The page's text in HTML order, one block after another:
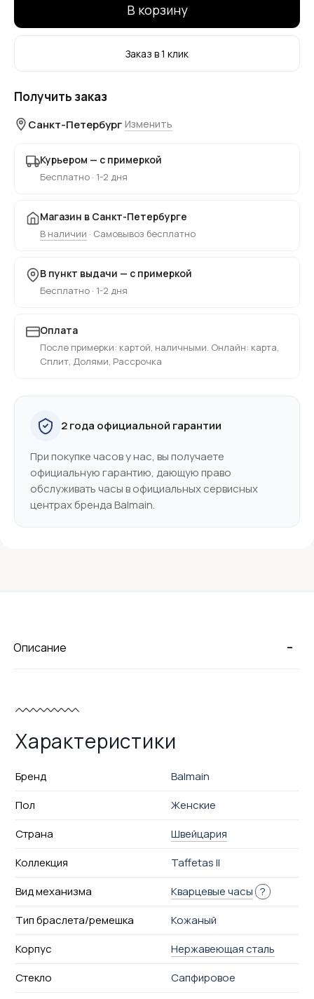
В корзину
Заказ в 1 клик
Получить заказ
Санкт-Петербург Изменить
Курьером — с примеркой
Бесплатно · 1-2 дня
Магазин в Санкт-Петербурге
В наличии · Самовывоз бесплатно
В пункт выдачи — с примеркой
Бесплатно · 1-2 дня
Оплата
После примерки: картой, наличными. Онлайн: карта,
Сплит, Долями, Рассрочка
2 года официальной гарантии
При покупке часов у нас, вы получаете
официальную гарантию, дающую право
обслуживать часы в официальных сервисных
центрах бренда Balmain.
-
Описание
Характеристики
Бренд
Balmain
Пол
Женские
Страна
Швейцария
Коллекция
Taffetas II
Вид механизма
Кварцевые часы ?
Тип браслета/ремешка
Кожаный
Корпус
Нержавеющая сталь
Стекло
Сапфировое